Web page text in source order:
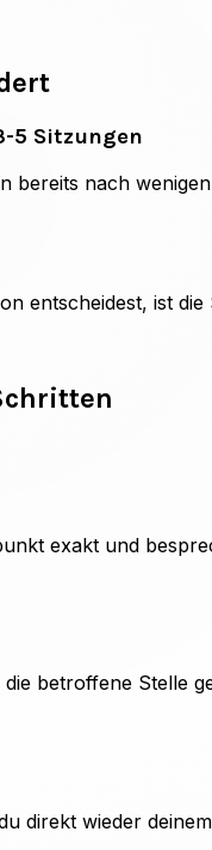
5 Sitzungen
bereits nach
entscheidest, ist
exakt und
betroffene Stelle
direkt wieder